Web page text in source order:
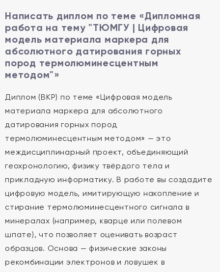
Написать диплом по теме «Дипломная
работа на тему "ТЮМГУ | Цифровая
модель материала маркера для
абсолютного датирования горных
пород термолюминесцентным
методом"»
Диплом (ВКР) по теме «Цифровая модель
материала маркера для абсолютного
датирования горных пород
термолюминесцентным методом» — это
междисциплинарный проект, объединяющий
геохронологию, физику твёрдого тела и
прикладную информатику. В работе вы создадите
цифровую модель, имитирующую накопление и
стирание термолюминесцентного сигнала в
минералах (например, кварце или полевом
шпате), что позволяет оценивать возраст
образцов. Основа — физические законы
рекомбинации электронов и ловушек в